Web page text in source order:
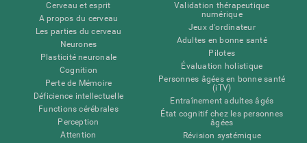
Cerveau et esprit
A propos du cerveau
Les parties du cerveau
Neurones
Plasticité neuronale
Cognition
Perte de Mémoire
Déficience intellectuelle
Functions cérébrales
Perception
Attention
Validation thérapeutique
numérique
Jeux d'ordinateur
Adultes en bonne santé
Pilotes
Évaluation holistique
Personnes âgées en bonne santé
(iTV)
Entraînement adultes âgés
État cognitif chez les personnes
âgées
Révision systémique